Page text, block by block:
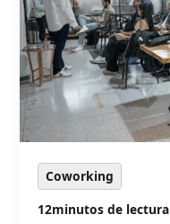
Coworking
12minutos de lectura